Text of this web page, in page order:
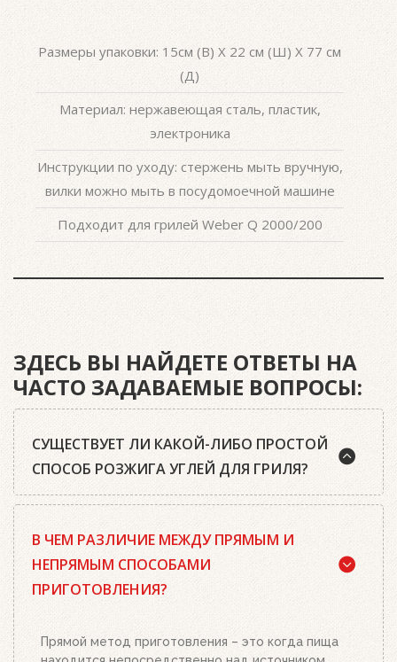
Размеры упаковки: 15см (В) X 22 см (Ш) X 77 см
(Д)
Материал: нержавеющая сталь, пластик,
электроника
Инструкции по уходу: стержень мыть вручную,
вилки можно мыть в посудомоечной машине
Подходит для грилей Weber Q 2000/200
ЗДЕСЬ ВЫ НАЙДЕТЕ ОТВЕТЫ НА
ЧАСТО ЗАДАВАЕМЫЕ ВОПРОСЫ:
СУЩЕСТВУЕТ ЛИ КАКОЙ-ЛИБО ПРОСТОЙ
СПОСОБ РОЗЖИГА УГЛЕЙ ДЛЯ ГРИЛЯ?
качественный древесный уголь или угольные
брикеты Weber, кубики для розжига, а также наш
необходимым количеством угля или брикетов,
решетку для угля и подожгите их. Сверху
поставьте заполненный углем или брикетами
В ЧЕМ РАЗЛИЧИЕ МЕЖДУ ПРЯМЫМ И
НЕПРЯМЫМ СПОСОБАМИ
ПРИГОТОВЛЕНИЯ?
Прямой метод приготовления – это когда пища